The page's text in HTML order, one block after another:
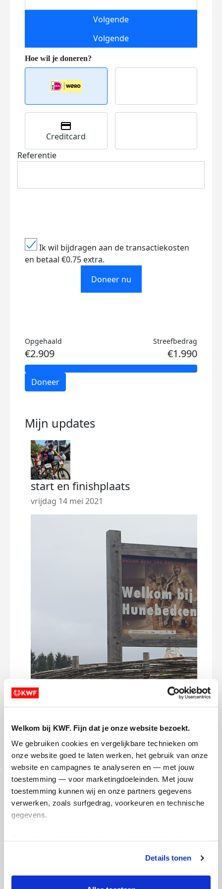
Welkom bij KWF. Fijn dat je onze website bezoekt.
We gebruiken cookies en vergelijkbare technieken om
onze website goed te laten werken, het gebruik van onze
website en campagnes te analyseren en — met jouw
toestemming — voor marketingdoeleinden. Met jouw
toestemming kunnen wij en onze partners gegevens
verwerken, zoals surfgedrag, voorkeuren en technische
gegevens.
tonen. Je kunt je toestemming op elk moment wijzigen of
intrekken via Cookie instellingen onderaan de pagina. De
lijst met cookies is te vinden in het tabblad “details”.
Details tonen
Volgende
Volgende
Creditcard
Referentie
Ik wil bijdragen aan de transactiekosten
en betaal €0.75 extra.
Doneer nu
Opgehaald
€2.909
Streefbedrag
€1.990
Doneer
Mijn updates
start en finishplaats
vrijdag 14 mei 2021
De start en finishplaats is bekend. Wij
zullen starten op Zaterdag 12 Juni bij het
hunnebed centrum in Borger. Als alles
volgens plan loopt (en daar gaan we
vanuit) zullen wij ook daar finishen op
zondag 13 juni. de hele dag en nacht
zullen we live te volgen zijn via de website.
start.